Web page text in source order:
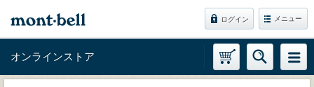
ログイン メニュー
オンラインストア